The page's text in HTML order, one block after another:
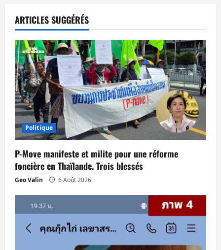
t
i
o
n
d
’
a
r
t
i
ARTICLES SUGGÉRÉS
Politique
P-Move manifeste et milite pour une réforme
foncière en Thaïlande. Trois blessés
Geo Valin 6 Août 2026